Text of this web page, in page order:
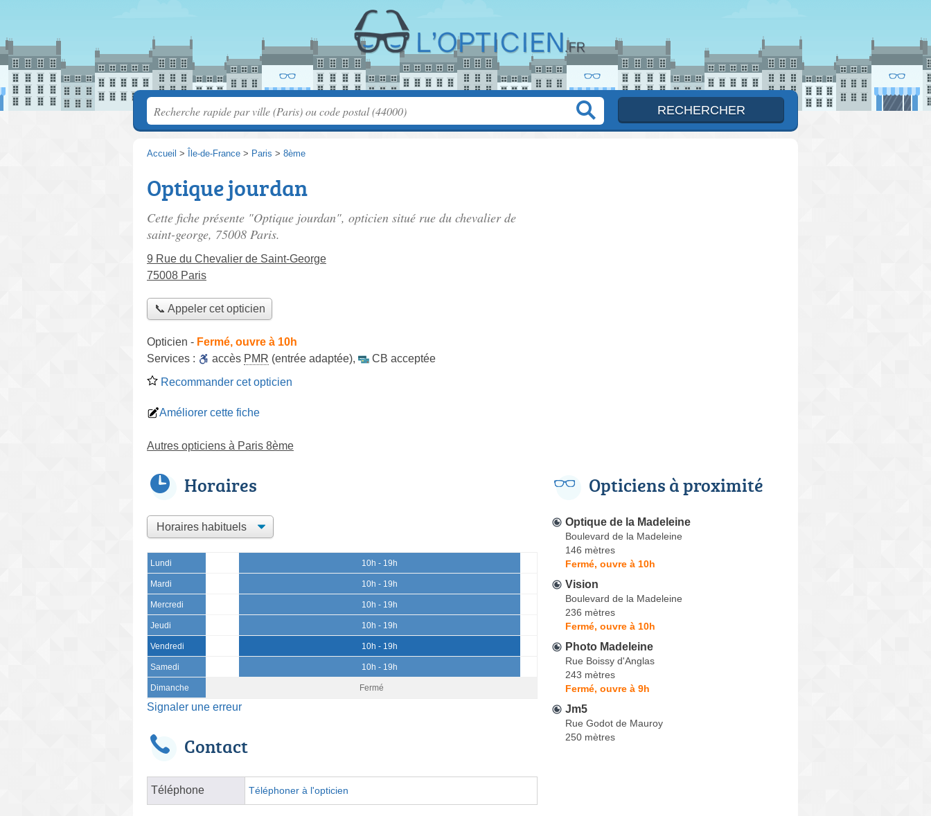
Accueil > Île-de-France > Paris > 8ème
Optique jourdan
Cette fiche présente "Optique jourdan", opticien situé rue du chevalier de
saint-george, 75008 Paris.
9 Rue du Chevalier de Saint-George
75008 Paris
📞 Appeler cet opticien
Opticien - Fermé, ouvre à 10h
Services :
accès PMR (entrée adaptée),
CB acceptée
Recommander cet opticien
Améliorer cette fiche
Autres opticiens à Paris 8ème
Horaires
Lundi 10h - 19h
Mardi 10h - 19h
Mercredi 10h - 19h
Jeudi 10h - 19h
Vendredi 10h - 19h
Samedi 10h - 19h
Dimanche Fermé
Signaler une erreur
Contact
Téléphone Téléphoner à l'opticien
Opticiens à proximité
Optique de la Madeleine
Boulevard de la Madeleine
146 mètres
Fermé, ouvre à 10h
Vision
Boulevard de la Madeleine
236 mètres
Fermé, ouvre à 10h
Photo Madeleine
Rue Boissy d'Anglas
243 mètres
Fermé, ouvre à 9h
Jm5
Rue Godot de Mauroy
250 mètres